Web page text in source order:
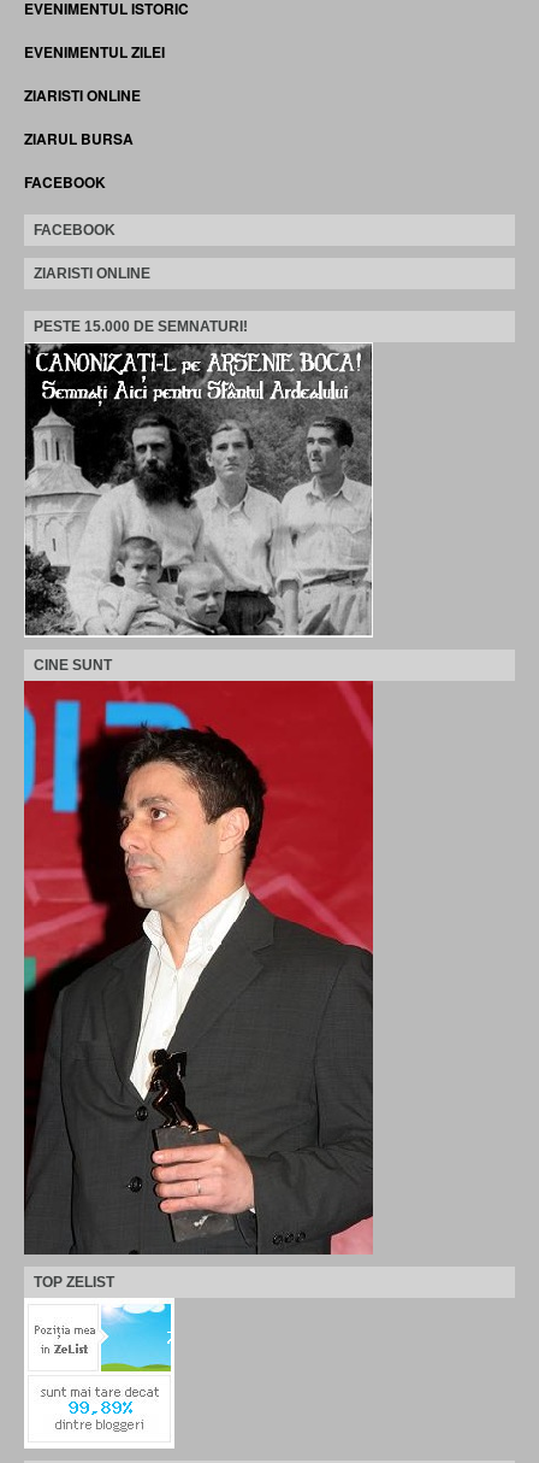
EVENIMENTUL ISTORIC
EVENIMENTUL ZILEI
ZIARISTI ONLINE
ZIARUL BURSA
FACEBOOK
FACEBOOK
ZIARISTI ONLINE
PESTE 15.000 DE SEMNATURI!
CINE SUNT
TOP ZELIST